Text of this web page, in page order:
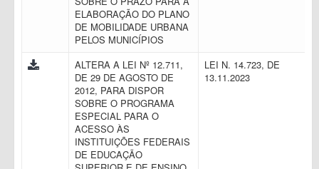
ELABORAÇÃO DO PLANO
DE MOBILIDADE URBANA
PELOS MUNICÍPIOS
ALTERA A LEI Nº 12.711,
DE 29 DE AGOSTO DE
2012, PARA DISPOR
SOBRE O PROGRAMA
ESPECIAL PARA O
ACESSO ÀS
INSTITUIÇÕES FEDERAIS
DE EDUCAÇÃO
LEI N. 14.723, DE
13.11.2023